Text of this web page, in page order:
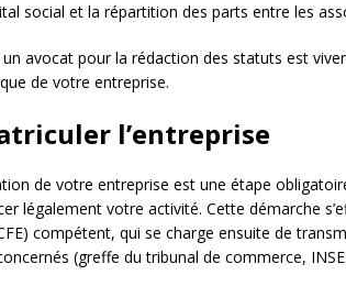
social et la répartition des parts entre les
un avocat pour la rédaction des statuts est
de votre entreprise.
l’entreprise
de votre entreprise est une étape
légalement votre activité. Cette démarche
compétent, qui se charge ensuite de
(greffe du tribunal de commerce,